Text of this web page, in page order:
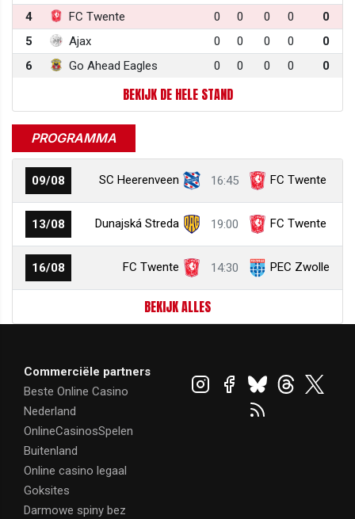
4
FC Twente 0 0 0 0
0
5
Ajax 0 0 0 0
0
6
Go Ahead Eagles 0 0 0 0 0
BEKIJK DE HELE STAND
PROGRAMMA
09/08 SC Heerenveen 16:45 FC Twente
13/08 Dunajská Streda 19:00 FC Twente
16/08 FC Twente 14:30 PEC Zwolle
BEKIJK ALLES
Commerciële partners
Beste Online Casino
Nederland
OnlineCasinosSpelen
Buitenland
Online casino legaal
Goksites
Darmowe spiny bez